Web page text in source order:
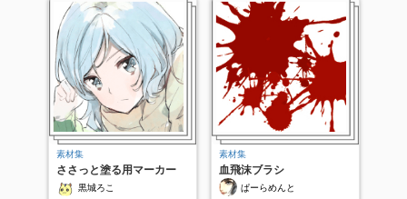
素材集
ささっと塗る用マーカー
黒城ろこ
素材集
血飛沫ブラシ
ぱーらめんと